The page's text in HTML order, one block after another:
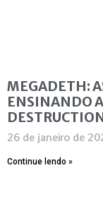
MEGADETH:
ENSINANDO
26 de janeiro de
Continue lendo »